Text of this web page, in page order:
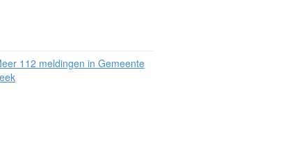
112 meldingen in Gemeente